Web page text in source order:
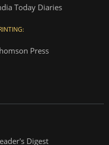
Today Diaries
Press
Digest